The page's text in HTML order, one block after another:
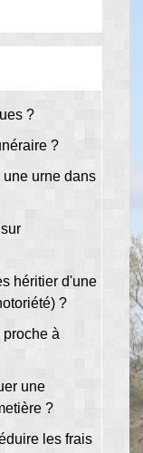
?
?
une urne dans
héritier d'une
?
à
une
?
les frais